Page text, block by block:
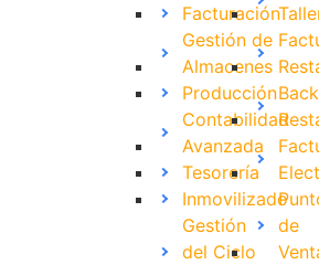
Facturación
Gestión de
Almacenes
Producción
Contabilidad
Avanzada
Tesorería
Inmovilizado
Gestión
del Ciclo
de